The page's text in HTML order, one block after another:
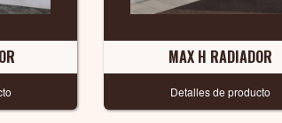
MAX H RADIADOR
Detalles de producto